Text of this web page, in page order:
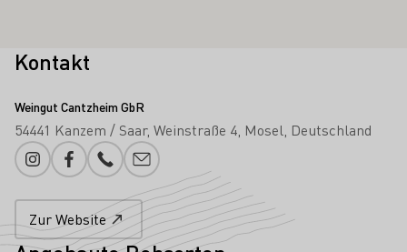
Kontakt
Weingut Cantzheim GbR
54441 Kanzem / Saar Weinstraße 4 Mosel Deutschland
InstagramFacebookTelefonnummer
E-Mail-Adresse
Zur Website